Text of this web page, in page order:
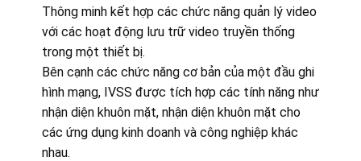
Thông minh kết hợp các chức năng quản lý video
với các hoạt động lưu trữ video truyền thống
trong một thiết bị.
Bên cạnh các chức năng cơ bản của một đầu ghi
hình mạng, IVSS được tích hợp các tính năng như
nhận diện khuôn mặt, nhận diện khuôn mặt cho
các ứng dụng kinh doanh và công nghiệp khác
nhau.